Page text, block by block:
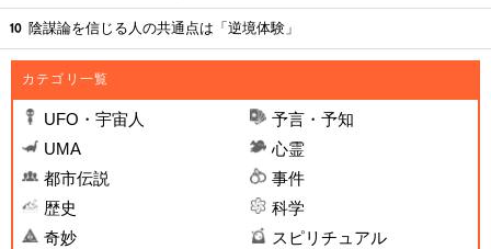
陰謀論を信じる人の共通点は「逆境体験」
カテゴリ一覧
UFO・宇宙人
予言・予知
UMA
心霊
都市伝説
事件
歴史
科学
奇妙
スピリチュアル